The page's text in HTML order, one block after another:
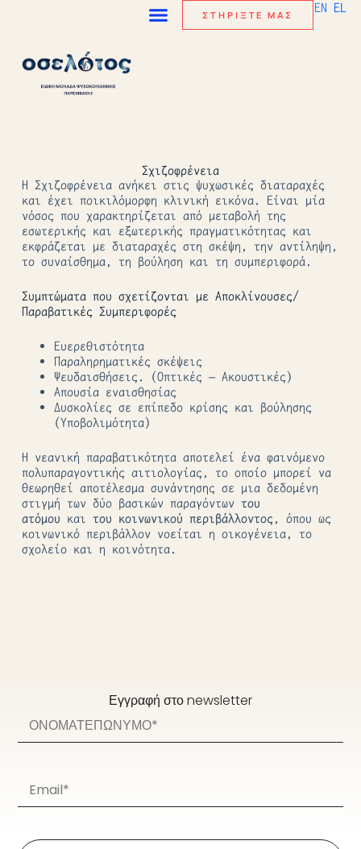
ΣΤΗΡΙΞΤΕ ΜΑΣ EN EL
Σχιζοφρένεια
Η Σχιζοφρένεια ανήκει στις ψυχωσικές διαταραχές
και έχει ποικιλόμορφη κλινική εικόνα. Είναι μία
νόσος που χαρακτηρίζεται από μεταβολή της
εσωτερικής και εξωτερικής πραγματικότητας και
εκφράζεται με διαταραχές στη σκέψη, την αντίληψη,
το συναίσθημα, τη βούληση και τη συμπεριφορά.
Συμπτώματα που σχετίζονται με Αποκλίνουσες/
Παραβατικές Συμπεριφορές
Ευερεθιστότητα
Παραληρηματικές σκέψεις
Ψευδαισθήσεις. (Οπτικές – Ακουστικές)
Απουσία εναισθησίας
Δυσκολίες σε επίπεδο κρίσης και βούλησης
(Υποβολιμότητα)
Η νεανική παραβατικότητα αποτελεί ένα φαινόμενο
πολυπαραγοντικής αιτιολογίας, το οποίο μπορεί να
θεωρηθεί αποτέλεσμα συνάντησης σε μια δεδομένη
στιγμή των δύο βασικών παραγόντων του
ατόμου και του κοινωνικού περιβάλλοντος , όπου ως
κοινωνικό περιβάλλον νοείται η οικογένεια, το
σχολείο και η κοινότητα.
Εγγραφή στο newsletter